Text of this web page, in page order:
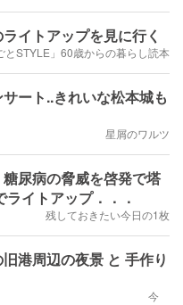
イトアップを見に行く
とSTYLE」60歳からの暮らし読本
ート..きれいな松本城も
星屑のワルツ
尿病の脅威を啓発で塔
ライトアップ．．．
残しておきたい今日の1枚
港周辺の夜景 と 手作り
今